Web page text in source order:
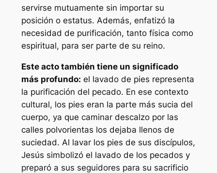
servirse mutuamente sin importar su
posición o estatus. Además, enfatizó la
necesidad de purificación, tanto física como
espiritual, para ser parte de su reino.
Este acto también tiene un significado
más profundo: el lavado de pies representa
la purificación del pecado. En ese contexto
cultural, los pies eran la parte más sucia del
cuerpo, ya que caminar descalzo por las
calles polvorientas los dejaba llenos de
suciedad. Al lavar los pies de sus discípulos,
Jesús simbolizó el lavado de los pecados y
preparó a sus seguidores para su sacrificio